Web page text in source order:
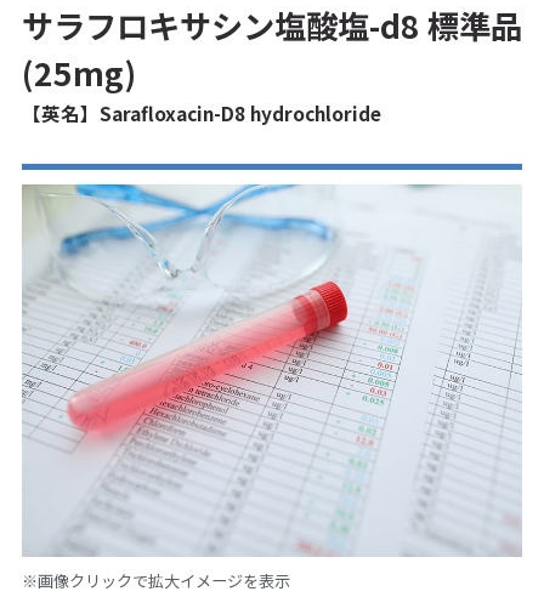
サラフロキサシン塩酸塩-d8 標準品
(25mg)
【英名】Sarafloxacin-D8 hydrochloride
※画像クリックで拡大イメージを表示